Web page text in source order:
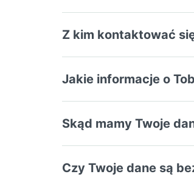
Z kim kontaktować
Jakie informacje o
Skąd mamy Twoje
Czy Twoje dane są